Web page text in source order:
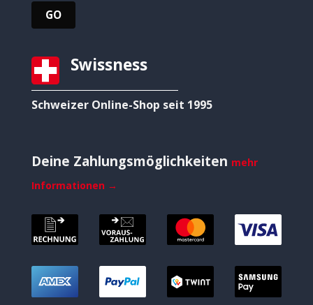
Swissness
Schweizer Online-Shop seit 1995
Deine Zahlungsmöglichkeiten mehr
Informationen →